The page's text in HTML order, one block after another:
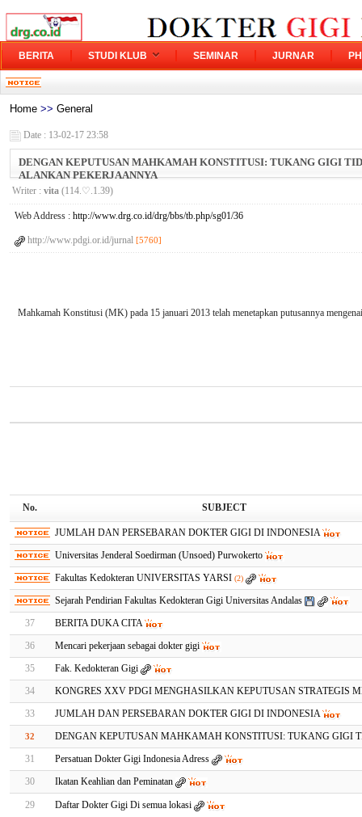
BERITA STUDI KLUB SEMINAR JURNAR
Home >> General
Date : 13-02-17 23:58
DENGAN KEPUTUSAN MAHKAMAH KONSTITUSI: TUKANG GIGI
ALANKAN PEKERJAANNYA
Writer : vita(114.♡.1.39)
Web Address : http://www.drg.co.id/drg/bbs/tb.php/sg01/36
http://www.pdgi.or.id/jurnal [5760]
Mahkamah Konstitusi (MK) pada 15 januari 2013 telah menetapkan putusannya
No. SUBJECT
JUMLAH DAN PERSEBARAN DOKTER GIGI DI INDONESIA
Universitas Jenderal Soedirman (Unsoed) Purwokerto
Fakultas Kedokteran UNIVERSITAS YARSI (2)
Sejarah Pendirian Fakultas Kedokteran Gigi Universitas Andalas
37
BERITA DUKA CITA
36
Mencari pekerjaan sebagai dokter gigi
35
Fak. Kedokteran Gigi
34
KONGRES XXV PDGI MENGHASILKAN KEPUTUSAN STRATEGIS
33
JUMLAH DAN PERSEBARAN DOKTER GIGI DI INDONESIA
32
DENGAN KEPUTUSAN MAHKAMAH KONSTITUSI: TUKANG
31
Persatuan Dokter Gigi Indonesia Adress
30
Ikatan Keahlian dan Peminatan
29 Daftar Dokter Gigi Di semua lokasi